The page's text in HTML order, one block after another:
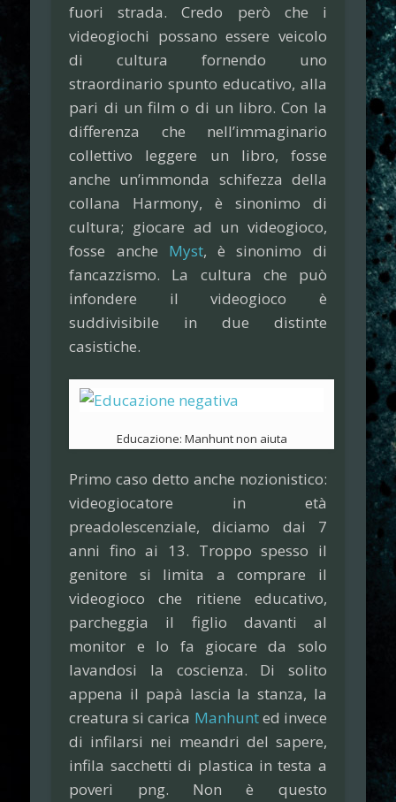
fuori strada. Credo però che i
videogiochi possano essere veicolo
di cultura fornendo uno
straordinario spunto educativo, alla
pari di un film o di un libro. Con la
differenza che nell’immaginario
collettivo leggere un libro, fosse
anche un’immonda schifezza della
collana Harmony, è sinonimo di
cultura; giocare ad un videogioco,
fosse anche Myst, è sinonimo di
fancazzismo. La cultura che può
infondere il videogioco è
suddivisibile in due distinte
casistiche.
Educazione: Manhunt non aiuta
Primo caso detto anche nozionistico:
videogiocatore in età
preadolescenziale, diciamo dai 7
anni fino ai 13. Troppo spesso il
genitore si limita a comprare il
videogioco che ritiene educativo,
parcheggia il figlio davanti al
monitor e lo fa giocare da solo
lavandosi la coscienza. Di solito
appena il papà lascia la stanza, la
creatura si carica Manhunted invece
di infilarsi nei meandri del sapere,
infila sacchetti di plastica in testa a
poveri png. Non è questo